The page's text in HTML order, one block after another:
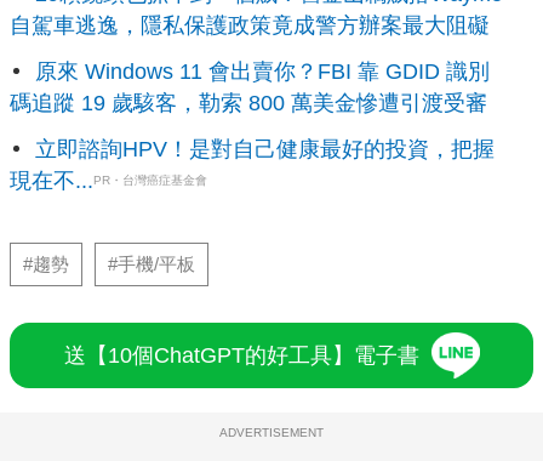
自駕車逃逸，隱私保護政策竟成警方辦案最大阻礙
原來 Windows 11 會出賣你？FBI 靠 GDID 識別
碼追蹤 19 歲駭客，勒索 800 萬美金慘遭引渡受審
立即諮詢HPV！是對自己健康最好的投資，把握
現在不...PR・台灣癌症基金會
#趨勢 #手機/平板
送【10個ChatGPT的好工具】電子書
ADVERTISEMENT